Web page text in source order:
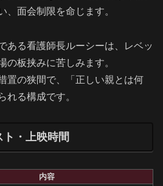
、面会制限を命じます。
ある看護師長ルーシーは、レベッ
の板挟みに苦しみます。
置の狭間で、「正しい親とは何
れる構成です。
・上映時間
内容